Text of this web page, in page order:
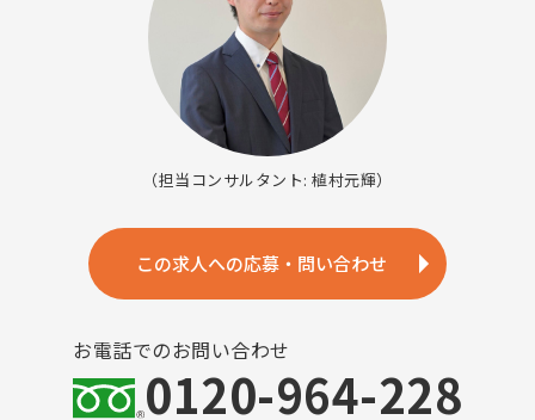
（担当コンサルタント: 植村元輝）
この求人への応募・問い合わせ
お電話でのお問い合わせ
0120-964-228